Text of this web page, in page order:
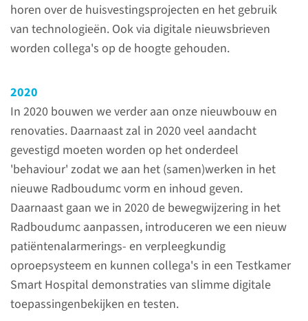
horen over de huisvestingsprojecten en het gebruik
van technologieën. Ook via digitale nieuwsbrieven
worden collega's op de hoogte gehouden.
2020
In 2020 bouwen we verder aan onze nieuwbouw en
renovaties. Daarnaast zal in 2020 veel aandacht
gevestigd moeten worden op het onderdeel
'behaviour' zodat we aan het (samen)werken in het
nieuwe Radboudumc vorm en inhoud geven.
Daarnaast gaan we in 2020 de bewegwijzering in het
Radboudumc aanpassen, introduceren we een nieuw
patiëntenalarmerings- en verpleegkundig
oproepsysteem en kunnen collega's in een Testkamer
Smart Hospital demonstraties van slimme digitale
toepassingenbekijken en testen.
Vier vragen aan
de OR
De Ondernemingsraad (OR)
vormt samen met de
Onderdeelcommissies (OC’s) de
gekozen vertegenwoordiging
van alle medewerkers van het